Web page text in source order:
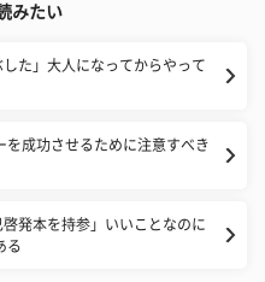
みたい
た」大人になってからやって
を成功させるために注意すべき
発本を持参」いいことなのに
る